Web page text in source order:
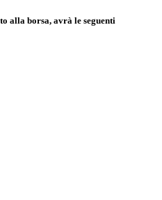
alla borsa, avrà le seguenti